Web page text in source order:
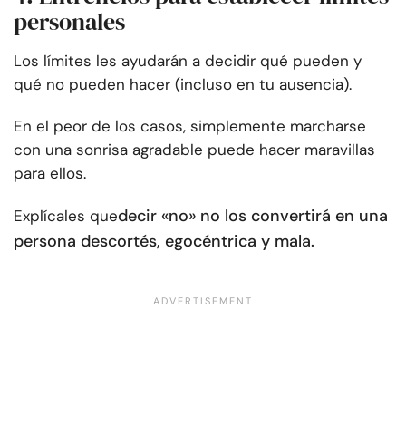
personales
Los límites les ayudarán a decidir qué pueden y
qué no pueden hacer (incluso en tu ausencia).
En el peor de los casos, simplemente marcharse
con una sonrisa agradable puede hacer maravillas
para ellos.
Explícales quedecir «no» no los convertirá en una
persona descortés, egocéntrica y mala.